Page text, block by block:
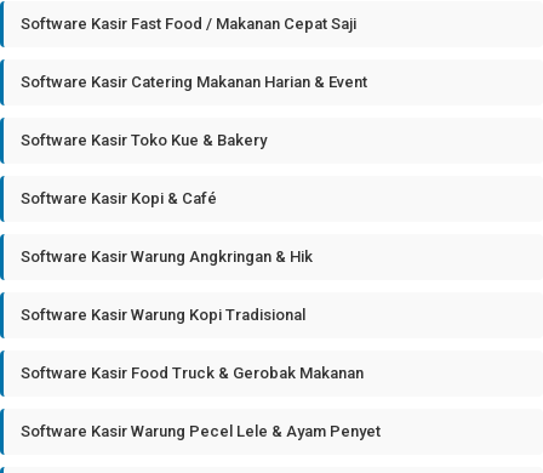
Software Kasir Fast Food / Makanan Cepat Saji
Software Kasir Catering Makanan Harian & Event
Software Kasir Toko Kue & Bakery
Software Kasir Kopi & Café
Software Kasir Warung Angkringan & Hik
Software Kasir Warung Kopi Tradisional
Software Kasir Food Truck & Gerobak Makanan
Software Kasir Warung Pecel Lele & Ayam Penyet